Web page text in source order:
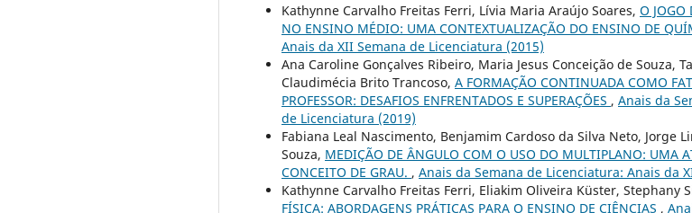
Kathynne Carvalho Freitas Ferri, Lívia Maria Araújo Soares, O JOGO
NO ENSINO MÉDIO: UMA CONTEXTUALIZAÇÃO DO ENSINO DE
Anais da XII Semana de Licenciatura (2015)
Ana Caroline Gonçalves Ribeiro, Maria Jesus Conceição de Souza,
Claudimécia Brito Trancoso, A FORMAÇÃO CONTINUADA COMO
PROFESSOR: DESAFIOS ENFRENTADOS E SUPERAÇÕES , Anais da
de Licenciatura (2019)
Fabiana Leal Nascimento, Benjamim Cardoso da Silva Neto, Jorge
Souza, MEDIÇÃO DE ÂNGULO COM O USO DO MULTIPLANO: UMA
CONCEITO DE GRAU. , Anais da Semana de Licenciatura: Anais da
Kathynne Carvalho Freitas Ferri, Eliakim Oliveira Küster, Stephany
FÍSICA: ABORDAGENS PRÁTICAS PARA O ENSINO DE CIÊNCIAS ,